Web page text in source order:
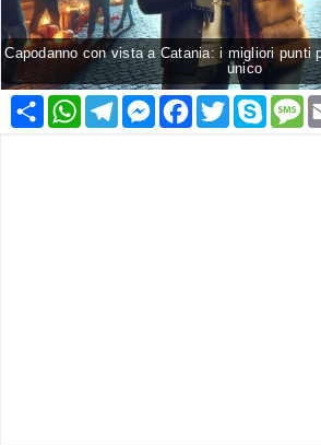
Capodanno con vista a Catania: i migliori punti
unico
Condividi
WhatsApp
Telegram
Messenger
Facebook
Twitter